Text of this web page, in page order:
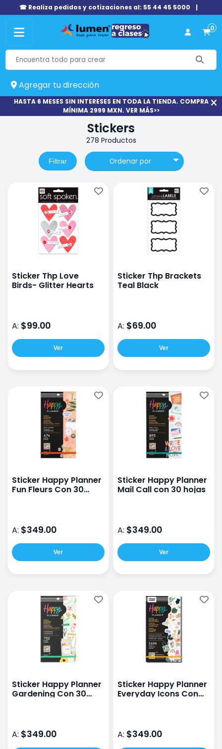
☎ Realiza pedidos y cotizaciones al: 55 44 45 5000 |
0
Agregar tu dirección
HASTA 6 MESES SIN INTERESES EN TODA LA TIENDA. COMPRA
MÍNIMA 2999 MXN. VER MÁS>>
Stickers
Filtrar
278 Productos
Ordenar por
Sticker Thp Love
Birds- Glitter Hearts
A: $99.00
Ver
Sticker Thp Brackets
Teal Black
A: $69.00
Ver
Sticker Happy Planner
Fun Fleurs Con 30
A: $349.00
Ver
Sticker Happy Planner
Mail Call con 30 hojas
A: $349.00
Ver
Sticker Happy Planner
Gardening Con 30
A: $349.00
Sticker Happy Planner
Everyday Icons Con
A: $349.00